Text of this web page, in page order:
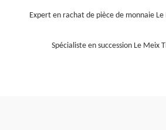
Expert en rachat de pièce de monnaie
Spécialiste en succession Le Meix